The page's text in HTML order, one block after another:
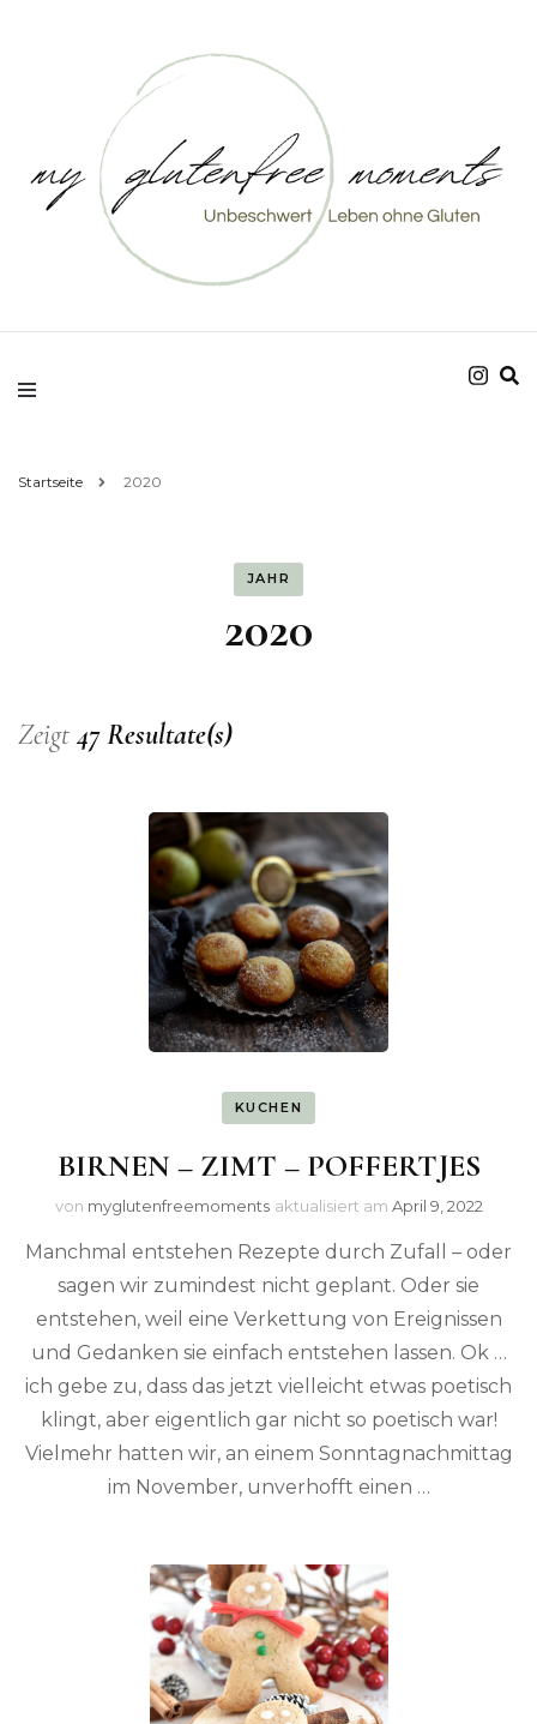
my glutenfree
Startseite 2020
JAHR
2020
Zeigt 47 Resultate(s)
KUCHEN
BIRNEN – ZIMT – POFFERTJES
von myglutenfreemoments aktualisiert am April 9, 2022
Manchmal entstehen Rezepte durch Zufall – oder
sagen wir zumindest nicht geplant. Oder sie
entstehen, weil eine Verkettung von Ereignissen
und Gedanken sie einfach entstehen lassen. Ok …
ich gebe zu, dass das jetzt vielleicht etwas poetisch
klingt, aber eigentlich gar nicht so poetisch war!
Vielmehr hatten wir, an einem Sonntagnachmittag
im November, unverhofft einen …